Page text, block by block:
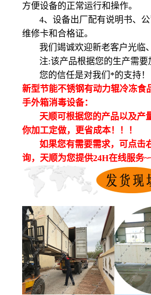
方便设备的正常运行和操作。
4、设备出厂配有说明书、公
维修卡和合格证。
我们竭诚欢迎新老客户光临、
注:该产品根据您的生产需要
您的信任是对我们*的支持！
新型节能不锈钢有动力辊冷冻食
手外箱消毒设备：
天顺可根据您的产品以及产
你加工定做，更省成本！！！
如果您有需要需求，可点击
询，天顺为您提供24H在线服务